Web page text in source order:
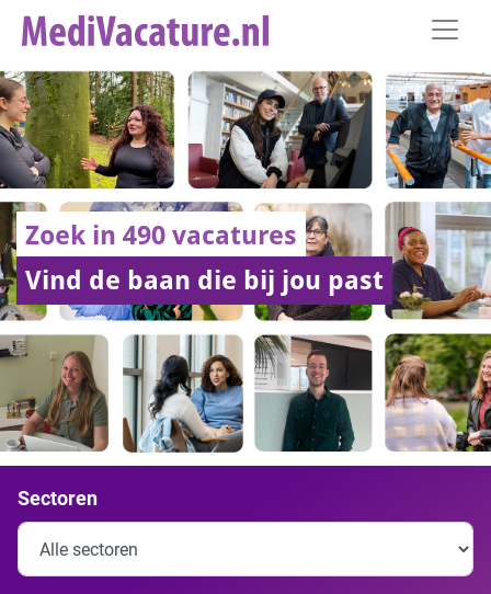
Zoek in 490 vacatures
Vind de baan die bij jou past
Sectoren